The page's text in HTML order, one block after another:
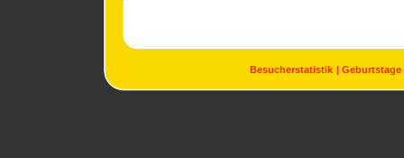
Besucherstatistik Geburtstage